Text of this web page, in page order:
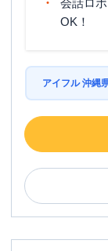
会話ロ
OK！
アイフル 沖縄